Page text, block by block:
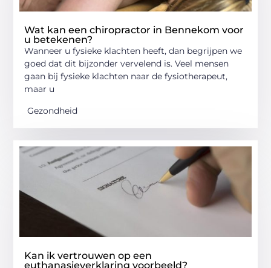
Wat kan een chiropractor in Bennekom voor
u betekenen?
Wanneer u fysieke klachten heeft, dan begrijpen we
goed dat dit bijzonder vervelend is. Veel mensen
gaan bij fysieke klachten naar de fysiotherapeut,
maar u
Gezondheid
Kan ik vertrouwen op een
euthanasieverklaring voorbeeld?